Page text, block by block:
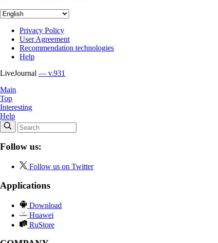
Privacy Policy
User Agreement
Recommendation technologies
Help
LiveJournal — v.931
Main
Top
Interesting
Help
Follow us:
Follow us on Twitter
Applications
Download
Huawei
RuStore